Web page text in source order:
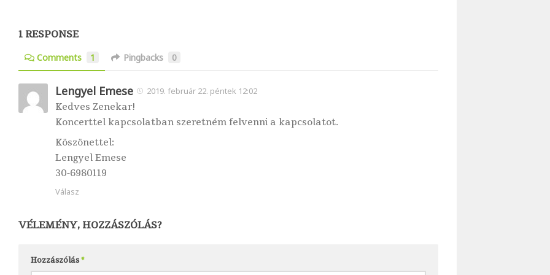
1 RESPONSE
Comments 1 Pingbacks 0
Lengyel Emese 2019. február 22. péntek 12:02
Kedves Zenekar!
Koncerttel kapcsolatban szeretném felvenni a kapcsolatot.
Köszönettel:
Lengyel Emese
30-6980119
Válasz
VÉLEMÉNY, HOZZÁSZÓLÁS?
Hozzászólás*